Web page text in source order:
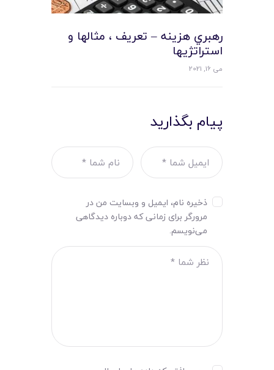
رهبري هزينه – تعريف ، مثالها و
استراتژيها
می 16, 2021
پیام بگذارید
ذخیره نام، ایمیل و وبسایت من در
مرورگر برای زمانی که دوباره دیدگاهی
می‌نویسم.